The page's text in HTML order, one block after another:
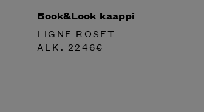
Book&Look kaappi
LIGNE ROSET
ALK. 2246€